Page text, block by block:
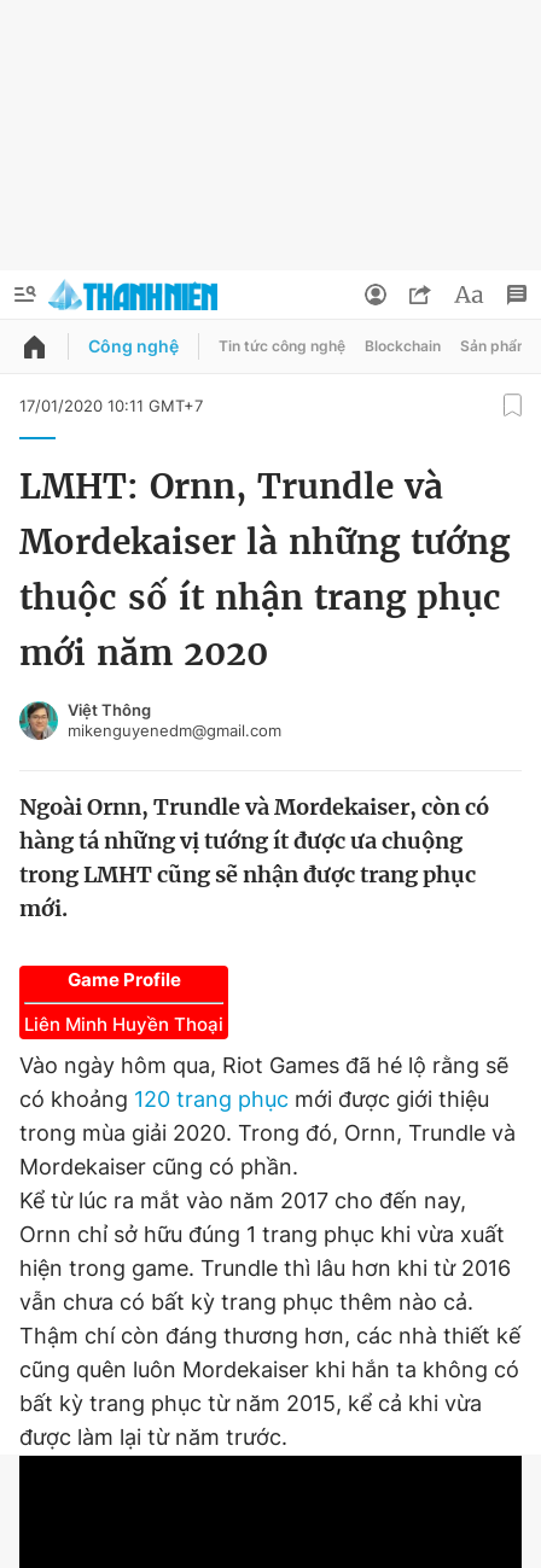
QUẢNG CÁO ĐẶT BÁO
Chuyên mục khác
Chào ngày mới Tin 24h
Tin thị trường
Tiện ích
Thông tin tòa soạn
Đọc Thanh Niên trên điện thoại
Theo dõi báo trên
Hotline
0906 645 777
Liên hệ quảng cáo
0908 780 404
Đổi mật khẩu
Tin đã lưu
Tin đã xem
Đăng xuất
Công nghệ Tin tức công nghệ Blockchain Sản phẩm
17/01/2020 10:11 GMT+7
LMHT: Ornn, Trundle và
Mordekaiser là những tướng
thuộc số ít nhận trang phục
mới năm 2020
Việt Thông
mikenguyenedm@gmail.com
Ngoài Ornn, Trundle và Mordekaiser, còn có
hàng tá những vị tướng ít được ưa chuộng
trong LMHT cũng sẽ nhận được trang phục
mới.
Game Profile
Liên Minh Huyền Thoại
Vào ngày hôm qua, Riot Games đã hé lộ rằng sẽ
có khoảng 120 trang phục mới được giới thiệu
trong mùa giải 2020. Trong đó, Ornn, Trundle và
Mordekaiser cũng có phần.
Kể từ lúc ra mắt vào năm 2017 cho đến nay,
Ornn chỉ sở hữu đúng 1 trang phục khi vừa xuất
hiện trong game. Trundle thì lâu hơn khi từ 2016
vẫn chưa có bất kỳ trang phục thêm nào cả.
Thậm chí còn đáng thương hơn, các nhà thiết kế
cũng quên luôn Mordekaiser khi hắn ta không có
bất kỳ trang phục từ năm 2015, kể cả khi vừa
được làm lại từ năm trước.